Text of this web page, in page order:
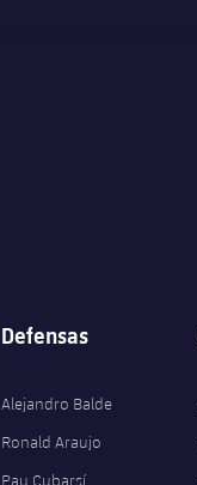
Defensas
Alejandro Balde
Ronald Araujo
Pau Cubarsí